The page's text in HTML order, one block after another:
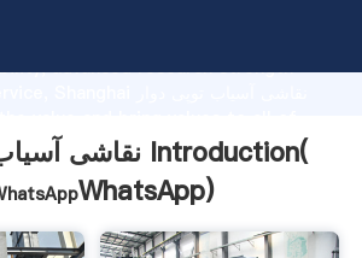
advanced research strength
نقاشی آسیاب توپی دوار Introduction(
WhatsApp)